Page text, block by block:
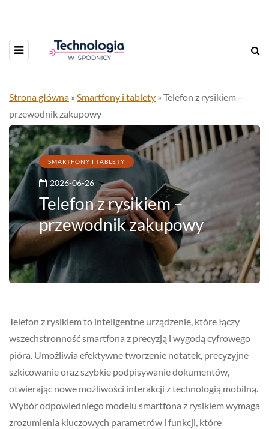
Strona główna » Smartfony i tablety » Telefon z rysikiem –
przewodnik zakupowy
SMARTFONY I TABLETY
2026-06-26
Telefon z rysikiem –
przewodnik zakupowy
Telefon z rysikiem to inteligentne urządzenie, które łączy
wszechstronność smartfona z precyzją i wygodą cyfrowego
pióra. Umożliwia efektywne tworzenie notatek, precyzyjne
szkicowanie oraz szybkie podpisywanie dokumentów,
otwierając nowe możliwości interakcji z technologią mobilną.
Wybór odpowiedniego modelu smartfona z rysikiem wymaga
zrozumienia kluczowych parametrów i funkcji, które